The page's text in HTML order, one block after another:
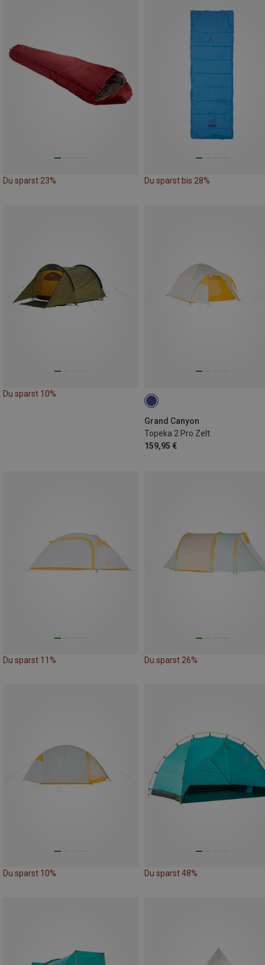
Du sparst 23% Du sparst bis 28%
Du sparst 10%
Grand Canyon
Topeka 2 Pro Zelt
159,95 €
Du sparst 11% Du sparst 26%
Du sparst 10% Du sparst 48%